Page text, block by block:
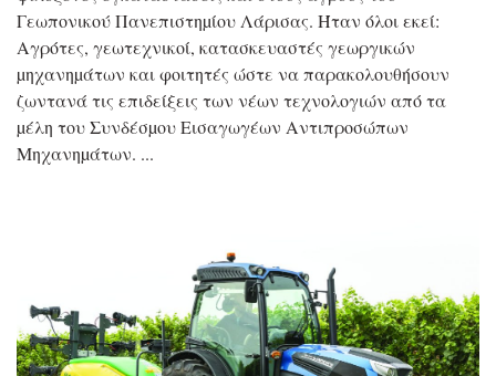
Γεωπονικού Πανεπιστηµίου Λάρισας. Ήταν όλοι εκεί:
Αγρότες, γεωτεχνικοί, κατασκευαστές γεωργικών
µηχανηµάτων και φοιτητές ώστε να παρακολουθήσουν
ζωντανά τις επιδείξεις των νέων τεχνολογιών από τα
µέλη του Συνδέσµου Εισαγωγέων Αντιπροσώπων
Μηχανηµάτων.